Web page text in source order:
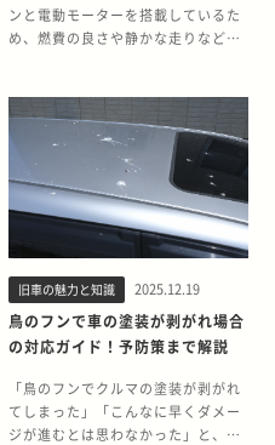
車・クラシックカーを15,000台以上
買い取ってきた旧車王が、エキスパ
に、高い耐久性を持つ日本製の商用
バンは、海外で独自の需要があるた
め、今後の動向を予測する参考情報
として役立てていただければ幸いで
す。 【この記事でわかること】・25
年ルールの詳細・25年ルール解禁で
エキスパートは値上がりするのか・
25年ルールが解禁されるエキスパー
トの魅力 2025年1月にエキスパート
が25年ルール解禁！ 2025年1月に
は、日産 エキスパートの25年ルール
が解禁されます。エキスパートは、
1999年から2006年にかけて販売さ
れていた、日産のビジネス向けステ
ーションワゴン/バンです。当時のア
ンと電動モーターを搭載しているた
め、燃費の良さや静かな走りなどさ
換費用がかかるなどのデメリットも
あります。ハイブリッド車の購入を
検討する際は、特徴をよく理解し、
自身のライフスタイルや利用する目
的に合っているかをよく検討するこ
とが大切です。 この記事では、25年
以上にわたって旧車・クラシックカ
旧車王が、ハイブリッド車の特徴や
ガソリン車との違い、メリット・デ
メリットなどについて詳しく解説し
ます。 【この記事でわかること】
・ハイブリッド車の仕組み・種類・
ガソリン車との違い ・ハイブリッド
車のメリットとデメリット ・自分に
旧車の魅力と知識 2025.12.19
鳥のフンで車の塗装が剥がれ場合
の対応ガイド！予防策まで解説
「鳥のフンでクルマの塗装が剥がれ
てしまった」「こんなに早くダメー
ジが進むとは思わなかった」と、お